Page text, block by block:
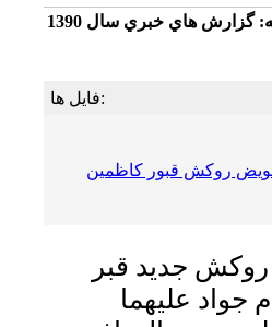
گزارش هاي خبري سال 1390
فایل ها:
روکش قبور کاظمین
جديد قبر
جواد عليهما